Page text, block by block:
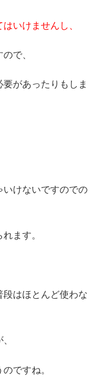
いけませんし、
で、
があったりもしま
いけないですのでの
ます。
はほとんど使わな
ですね。